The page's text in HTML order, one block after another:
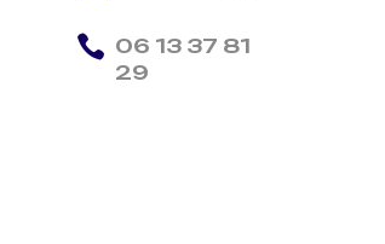
 06 13 37 81
29